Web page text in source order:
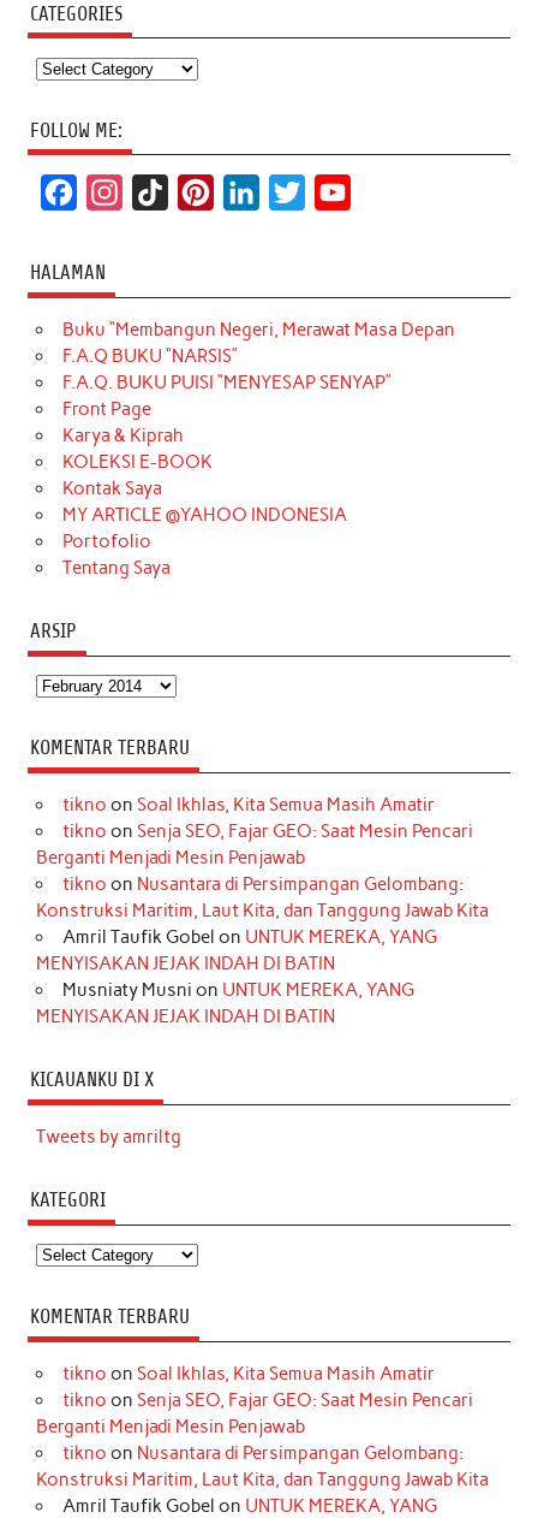
CATEGORIES
Categories
FOLLOW ME:
c
e
b
o
o
k
t
a
g
r
a
m
T
o
k
t
e
r
k
e
d
t
t
e
T
u
b
HALAMAN
Buku “Membangun Negeri, Merawat Masa Depan
F.A.Q BUKU “NARSIS”
F.A.Q. BUKU PUISI “MENYESAP SENYAP”
Front Page
Karya & Kiprah
KOLEKSI E-BOOK
Kontak Saya
MY ARTICLE @YAHOO INDONESIA
Portofolio
Tentang Saya
ARSIP
Arsip
KOMENTAR TERBARU
tikno on Soal Ikhlas, Kita Semua Masih Amatir
tikno on Senja SEO, Fajar GEO: Saat Mesin Pencari
Berganti Menjadi Mesin Penjawab
tikno on Nusantara di Persimpangan Gelombang:
Konstruksi Maritim, Laut Kita, dan Tanggung Jawab Kita
Amril Taufik Gobel on UNTUK MEREKA, YANG
MENYISAKAN JEJAK INDAH DI BATIN
Musniaty Musni on UNTUK MEREKA, YANG
MENYISAKAN JEJAK INDAH DI BATIN
KICAUANKU DI X
Tweets by amriltg
KATEGORI
Kategori
KOMENTAR TERBARU
tikno on Soal Ikhlas, Kita Semua Masih Amatir
tikno on Senja SEO, Fajar GEO: Saat Mesin Pencari
Berganti Menjadi Mesin Penjawab
tikno on Nusantara di Persimpangan Gelombang:
Konstruksi Maritim, Laut Kita, dan Tanggung Jawab Kita
Amril Taufik Gobel on UNTUK MEREKA, YANG